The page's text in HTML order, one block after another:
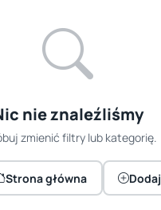
nie znaleźliśmy
zmienić filtry lub kategorię.
Strona główna